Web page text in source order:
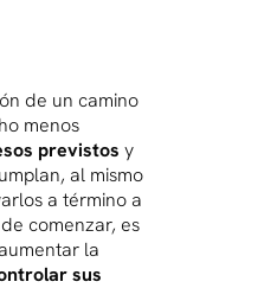
de un camino
menos
previstos y
al mismo
a término a
comenzar, es
la
sus